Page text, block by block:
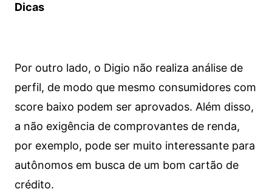
Dicas
Por outro lado, o Digio não realiza análise de
perfil, de modo que mesmo consumidores com
score baixo podem ser aprovados. Além disso,
a não exigência de comprovantes de renda,
por exemplo, pode ser muito interessante para
autônomos em busca de um bom cartão de
crédito.